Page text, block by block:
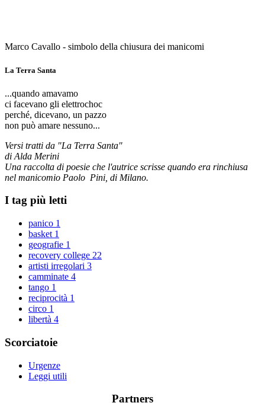
Marco Cavallo - simbolo della chiusura dei manicomi
La Terra Santa
...quando amavamo
ci facevano gli elettrochoc
perché, dicevano, un pazzo
non può amare nessuno...
Versi tratti da "La Terra Santa"
di Alda Merini
Una raccolta di poesie che l'autrice scrisse quando era rinchiusa
nel manicomio Paolo Pini, di Milano.
I tag più letti
panico 1
basket 1
geografie 1
recovery college 22
artisti irregolari 3
camminate 4
tango 1
reciprocità 1
circo 1
libertà 4
Scorciatoie
Urgenze
Leggi utili
Partners